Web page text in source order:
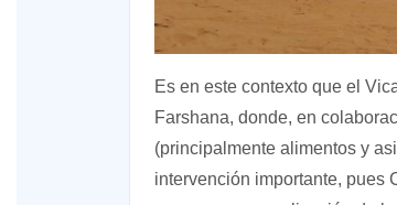
Es en este contexto que el
Farshana, donde, en
(principalmente alimentos y
intervención importante, pues